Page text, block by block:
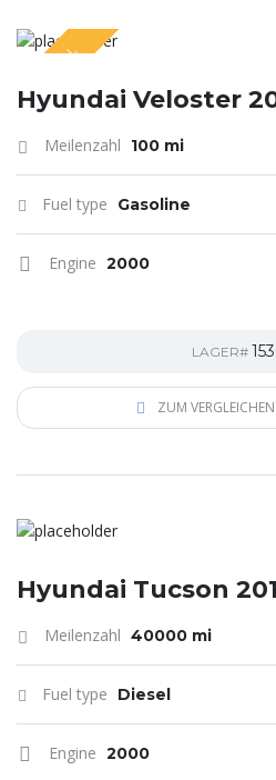
SPECIAL
Hyundai Veloster
Meilenzahl 100 mi
Fuel type Gasoline
Engine 2000
LAGER#
ZUM
Hyundai Tucson
Meilenzahl 40000 mi
Fuel type Diesel
Engine 2000